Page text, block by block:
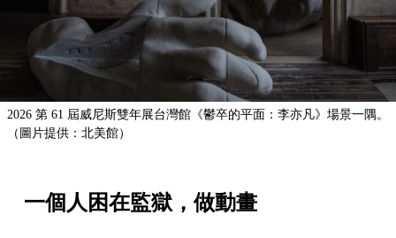
2026 第 61 屆威尼斯雙年展台灣館《鬱卒的平面：李亦凡》場景一隅。
（圖片提供：北美館）
一個人困在監獄，做動畫